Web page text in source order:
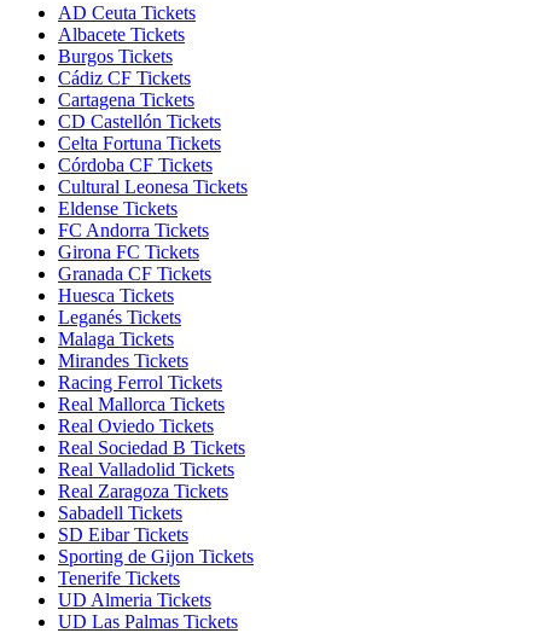
AD Ceuta Tickets
Albacete Tickets
Burgos Tickets
Cádiz CF Tickets
Cartagena Tickets
CD Castellón Tickets
Celta Fortuna Tickets
Córdoba CF Tickets
Cultural Leonesa Tickets
Eldense Tickets
FC Andorra Tickets
Girona FC Tickets
Granada CF Tickets
Huesca Tickets
Leganés Tickets
Malaga Tickets
Mirandes Tickets
Racing Ferrol Tickets
Real Mallorca Tickets
Real Oviedo Tickets
Real Sociedad B Tickets
Real Valladolid Tickets
Real Zaragoza Tickets
Sabadell Tickets
SD Eibar Tickets
Sporting de Gijon Tickets
Tenerife Tickets
UD Almeria Tickets
UD Las Palmas Tickets